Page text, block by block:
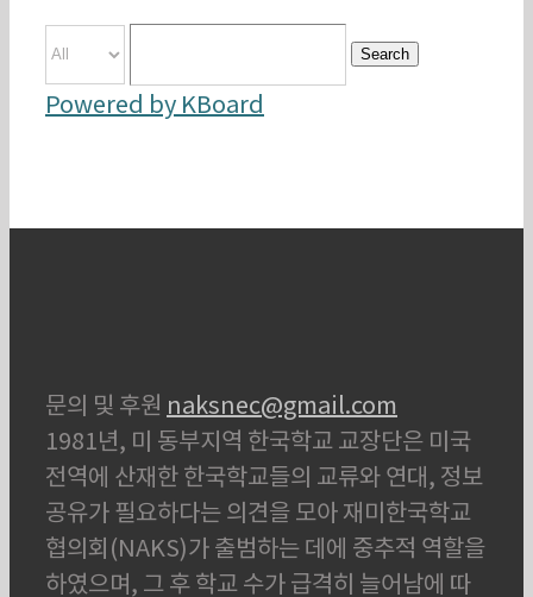
Search
Powered by KBoard
문의 및 후원 naksnec@gmail.com
1981년, 미 동부지역 한국학교 교장단은 미국
전역에 산재한 한국학교들의 교류와 연대, 정보
공유가 필요하다는 의견을 모아 재미한국학교
협의회(NAKS)가 출범하는 데에 중추적 역할을
하였으며, 그 후 학교 수가 급격히 늘어남에 따